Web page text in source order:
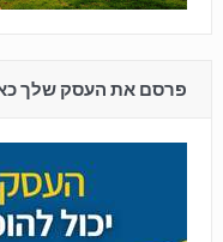
פרסם את העסק שלך